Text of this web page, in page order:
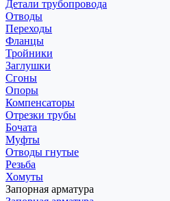
Детали трубопровода
Отводы
Переходы
Фланцы
Тройники
Заглушки
Сгоны
Опоры
Компенсаторы
Отрезки трубы
Бочата
Муфты
Отводы гнутые
Резьба
Хомуты
Запорная арматура